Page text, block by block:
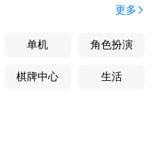
更多
单机 角色扮演
棋牌中心 生活